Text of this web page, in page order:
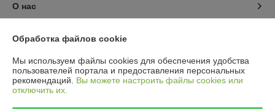
О нас
Контакты
Доставка и оплата
График работы
Обработка файлов cookie
Мы используем файлы cookies для обеспечения удобства
пользователей портала и предоставления персональных
рекомендаций. Вы можете настроить файлы cookies или
отключить их.